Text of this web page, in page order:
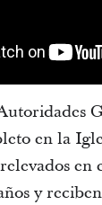
en la
en
y